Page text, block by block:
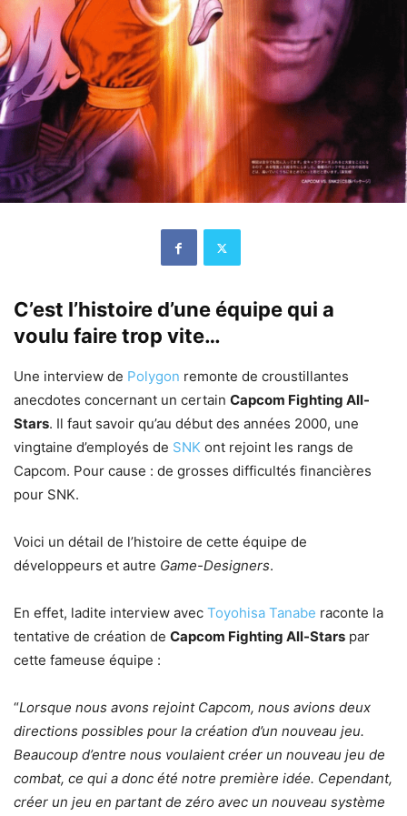
C’est l’histoire d’une équipe qui a
voulu faire trop vite…
Une interview de Polygon remonte de croustillantes
anecdotes concernant un certain Capcom Fighting All-
Stars. Il faut savoir qu’au début des années 2000, une
vingtaine d’employés de SNK ont rejoint les rangs de
Capcom. Pour cause : de grosses difficultés financières
pour SNK.
Voici un détail de l’histoire de cette équipe de
développeurs et autre Game-Designers.
En effet, ladite interview avec Toyohisa Tanabe raconte la
tentative de création de Capcom Fighting All-Stars par
cette fameuse équipe :
“Lorsque nous avons rejoint Capcom, nous avions deux
directions possibles pour la création d’un nouveau jeu.
Beaucoup d’entre nous voulaient créer un nouveau jeu de
combat, ce qui a donc été notre première idée. Cependant,
créer un jeu en partant de zéro avec un nouveau système